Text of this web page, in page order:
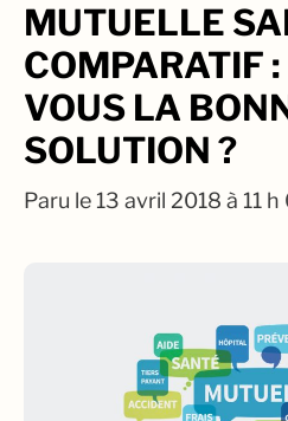
MUTUELLE
COMPARATIF
VOUS LA
SOLUTION ?
Paru le 13 avril 2018 à 11